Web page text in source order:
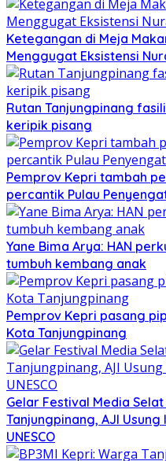
Ketegangan di Meja
Menggugat Eksistensi
Rutan Tanjungpinang
keripik pisang
Pemprov Kepri tambah
percantik Pulau
Yane Bima Arya: HAN
tumbuh kembang anak
Pemprov Kepri pasang
Kota Tanjungpinang
Gelar Festival Media
Tanjungpinang, AJI
UNESCO